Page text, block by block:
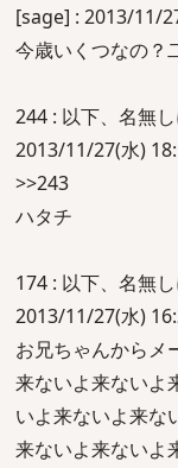
[sage] : 2013/11/
今歳いくつなの？
244 : 以下、名無
2013/11/27(水)
>>243
ハタチ
174 : 以下、名無
2013/11/27(水)
お兄ちゃんからメ
来ないよ来ないよ
いよ来ないよ来な
来ないよ来ないよ